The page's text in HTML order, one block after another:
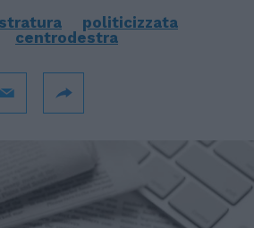
politicizzata
centrodestra